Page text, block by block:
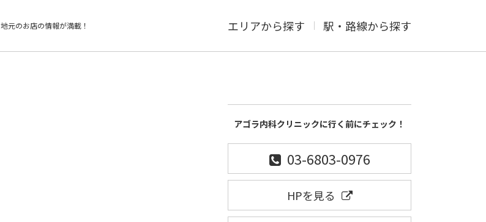
地元のお店の情報が満載！ エリアから探す 駅・路線から探す
アゴラ内科クリニックに行く前にチェック！
03-6803-0976
HPを見る